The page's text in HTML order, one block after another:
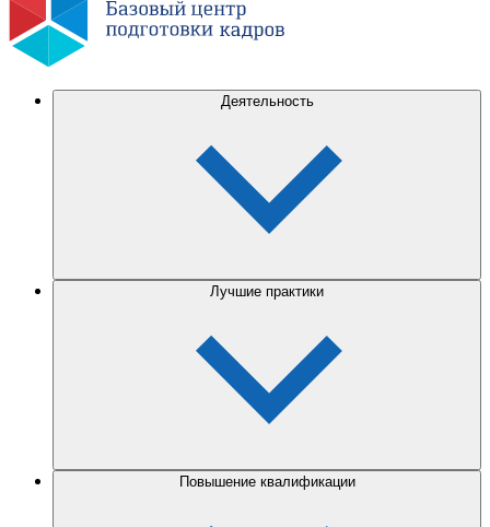
Деятельность
Лучшие практики
Повышение квалификации